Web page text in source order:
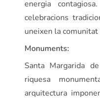
energia
celebracions
uneixen la comunitat
Monuments:
Santa Margarida
riquesa
arquitectura